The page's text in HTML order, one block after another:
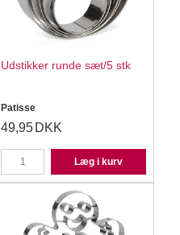
Udstikker runde sæt/5 stk
Patisse
49,95 DKK
Læg i kurv